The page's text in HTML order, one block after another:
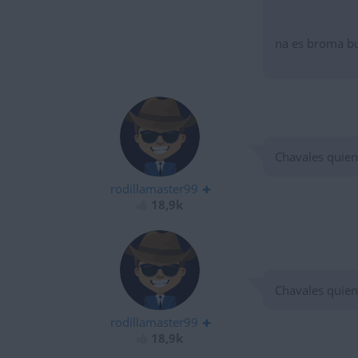
na es broma
rodillamaster99
Chavales
rodillamaster99
Chavales